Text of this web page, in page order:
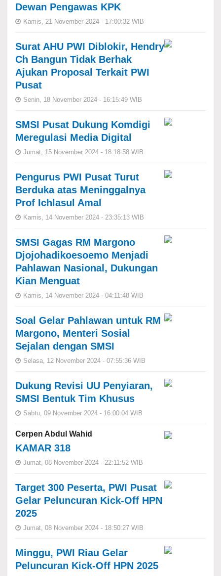
Dewan Pengawas KPK
Kamis, 21 November 2024 - 17:00:32 WIB
Surat AHU PWI Diblokir, Hendry
Ch Bangun Tidak Berhak
Ajukan Proposal Terkait PWI
Pusat
Senin, 18 November 2024 - 16:15:49 WIB
SMSI Pusat Dukung Komdigi
Meregulasi Media Digital
Jumat, 15 November 2024 - 18:18:58 WIB
Pengurus PWI Pusat Turut
Berduka atas Meninggalnya
Prof Ichlasul Amal
Kamis, 14 November 2024 - 23:35:13 WIB
SMSI Gagas RM Margono
Djojohadikoesoemo Menjadi
Pahlawan Nasional, Dukungan
Kian Menguat
Kamis, 14 November 2024 - 04:11:48 WIB
Soal Gelar Pahlawan untuk RM
Margono, Menteri Sosial
Sejalan dengan SMSI
Selasa, 12 November 2024 - 07:55:36 WIB
Dukung Revisi UU Penyiaran,
SMSI Bentuk Tim Khusus
Sabtu, 09 November 2024 - 16:00:04 WIB
Cerpen Abdul Wahid
KAMAR 318
Jumat, 08 November 2024 - 22:11:52 WIB
Target 300 Peserta, PWI Pusat
Gelar Peluncuran Kick-Off HPN
2025
Jumat, 08 November 2024 - 18:50:27 WIB
Minggu, PWI Riau Gelar
Peluncuran Kick-Off HPN 2025